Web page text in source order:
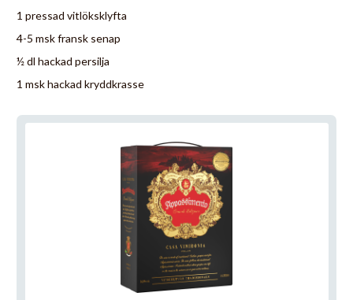
1 pressad vitlöksklyfta
4-5 msk fransk senap
½ dl hackad persilja
1 msk hackad kryddkrasse